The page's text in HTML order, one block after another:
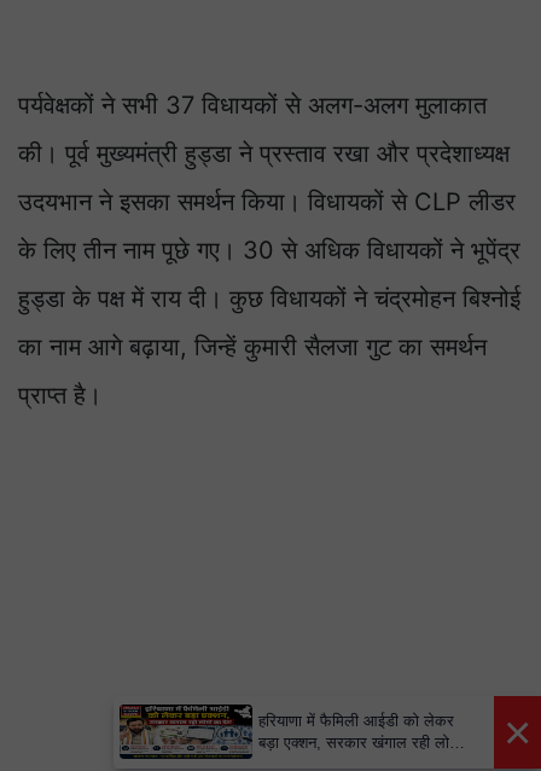
पर्यवेक्षकों ने सभी 37 विधायकों से अलग-अलग मुलाकात
की। पूर्व मुख्यमंत्री हुड्डा ने प्रस्ताव रखा और प्रदेशाध्यक्ष
उदयभान ने इसका समर्थन किया। विधायकों से CLP लीडर
के लिए तीन नाम पूछे गए। 30 से अधिक विधायकों ने भूपेंद्र
हुड्डा के पक्ष में राय दी। कुछ विधायकों ने चंद्रमोहन बिश्नोई
का नाम आगे बढ़ाया, जिन्हें कुमारी सैलजा गुट का समर्थन
प्राप्त है।
×
हरियाणा में फैमिली आईडी को लेकर
बड़ा एक्शन, सरकार खंगाल रही लोगों